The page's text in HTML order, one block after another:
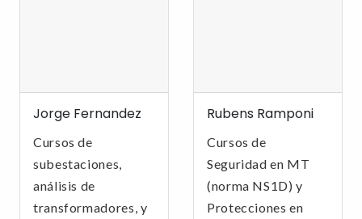
Jorge Fernandez
Cursos de
subestaciones,
análisis de
transformadores, y
Rubens Ramponi
Cursos de
Seguridad en MT
(norma NS1D) y
Protecciones en